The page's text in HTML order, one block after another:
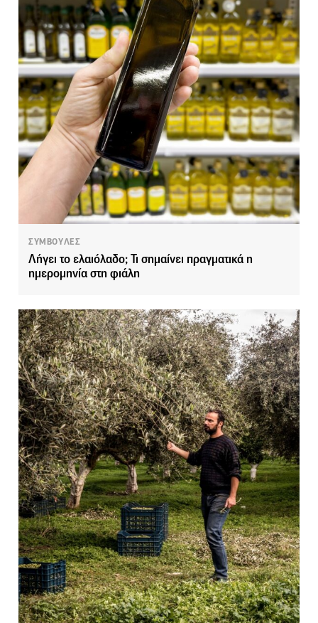
ΣΥΜΒΟΥΛΕΣ
Λήγει το ελαιόλαδο; Τι σημαίνει πραγματικά η
ημερομηνία στη φιάλη